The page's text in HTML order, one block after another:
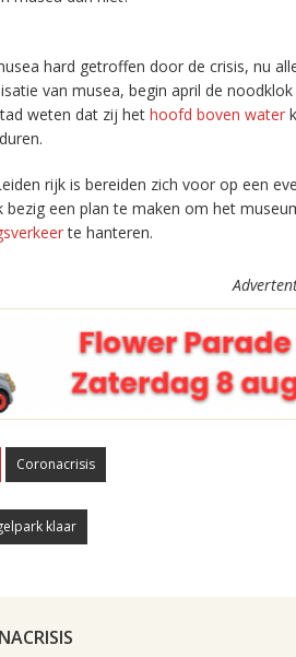
hard getroffen door de crisis, nu
van musea, begin april de
weten dat zij het hoofd boven water
rijk is bereiden zich voor op een
een plan te maken om het
te hanteren.
Coronacrisis
klaar